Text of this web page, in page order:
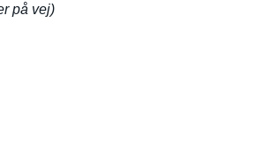
på vej)